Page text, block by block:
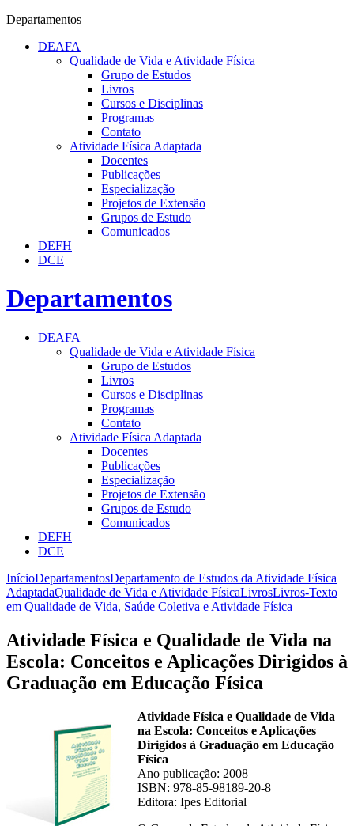
Departamentos
DEAFA
Qualidade de Vida e Atividade Física
Grupo de Estudos
Livros
Cursos e Disciplinas
Programas
Contato
Atividade Física Adaptada
Docentes
Publicações
Especialização
Projetos de Extensão
Grupos de Estudo
Comunicados
DEFH
DCE
Departamentos
DEAFA
Qualidade de Vida e Atividade Física
Grupo de Estudos
Livros
Cursos e Disciplinas
Programas
Contato
Atividade Física Adaptada
Docentes
Publicações
Especialização
Projetos de Extensão
Grupos de Estudo
Comunicados
DEFH
DCE
InícioDepartamentosDepartamento de Estudos da Atividade Física
AdaptadaQualidade de Vida e Atividade FísicaLivrosLivros-Texto
em Qualidade de Vida, Saúde Coletiva e Atividade Física
Atividade Física e Qualidade de Vida na
Escola: Conceitos e Aplicações Dirigidos à
Graduação em Educação Física
Atividade Física e Qualidade de Vida
na Escola: Conceitos e Aplicações
Dirigidos à Graduação em Educação
Física
Ano publicação: 2008
ISBN: 978-85-98189-20-8
Editora: Ipes Editorial